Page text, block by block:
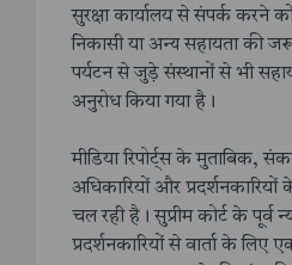
सुरक्षा कार्यालय से संपर्क करने
निकासी या अन्य सहायता की
पर्यटन से जुड़े संस्थानों से भी
अनुरोध किया गया है।
मीडिया रिपोर्ट्स के मुताबिक,
अधिकारियों और
चल रही है। सुप्रीम कोर्ट के पूर्व
प्रदर्शनकारियों से वार्ता के